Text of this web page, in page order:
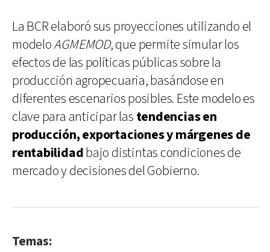
La BCR elaboró sus proyecciones utilizando el
modeloAGMEMOD, que permite simular los
efectos de las políticas públicas sobre la
producción agropecuaria, basándose en
diferentes escenarios posibles. Este modelo es
clave para anticipar las tendencias en
producción, exportaciones y márgenes de
rentabilidadbajo distintas condiciones de
mercado y decisiones del Gobierno.
Temas: